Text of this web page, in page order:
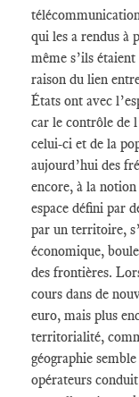
qui les a rendus à
même s’ils
raison du lien
États ont avec
car le contrôle de
celui-ci et de la
aujourd’hui des
encore, à la
espace défini par
par un territoire,
économique,
des frontières.
cours dans de
euro, mais plus
territorialité,
géographie
opérateurs